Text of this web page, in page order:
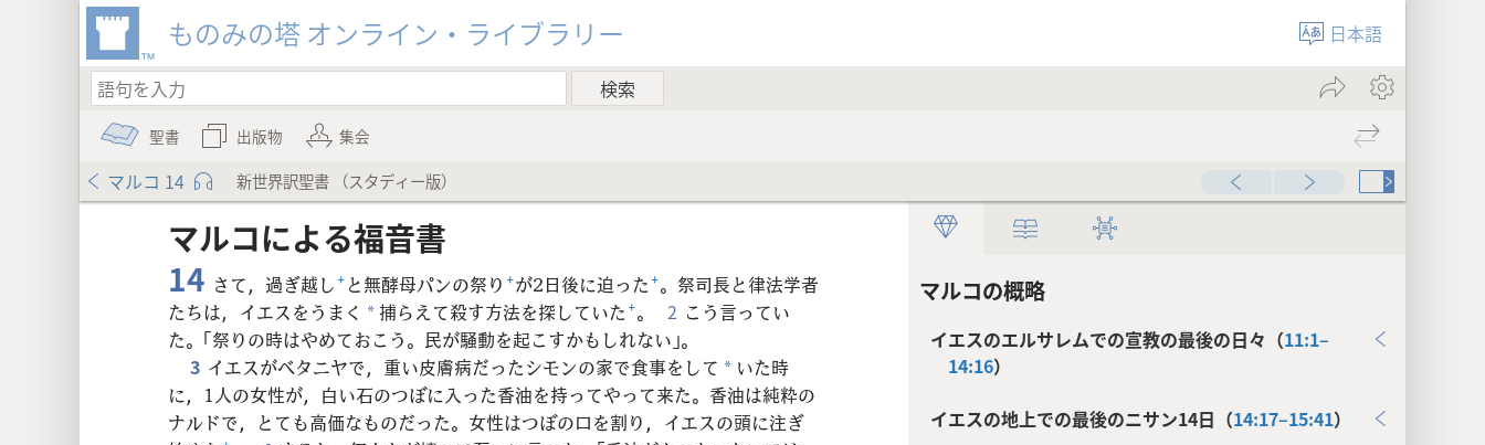
ものみの塔 オンライン・ライブラリー 日本語
聖書 出版物 集会
マルコ 14 新世界訳聖書 （スタディー版）
マルコの概略
イエスのエルサレムでの宣教の最後の日々（11:1–
14:16）
イエスの地上での最後のニサン14日（14:17–15:41）
マルコ​に​よる​福音​書
14 さて，過ぎ越し+と無酵母パンの祭り +が2日後に迫った+。祭司長と律法学者
たちは，イエスをうまく *捕らえて殺す方法を探していた+。 2 こう言ってい
た。「祭りの時はやめておこう。民が騒動を起こすかもしれない」。
3 イエスがベタニヤで，重い皮膚病だったシモンの家で食事をして * いた時
に，1人の女性が，白い石のつぼに入った香油を持ってやって来た。香油は純粋の
ナルドで，とても高価なものだった。女性はつぼの口を割り，イエスの頭に注ぎ